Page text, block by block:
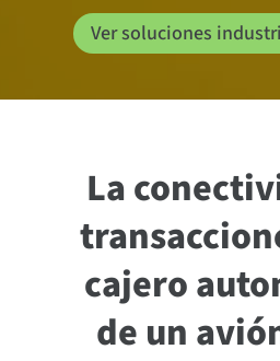
Ver soluciones
La
cajero
de un